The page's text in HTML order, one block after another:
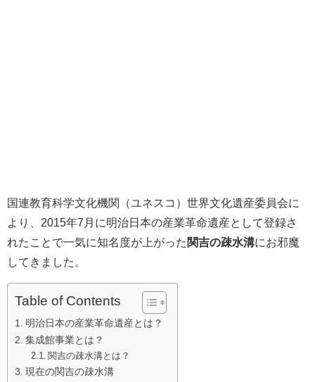
国連教育科学文化機関（ユネスコ）世界文化遺産委員会に
より、2015年7月に明治日本の産業革命遺産として登録さ
れたことで一気に知名度が上がった 関吉の疎水溝にお邪魔
してきました。
Table of Contents
明治日本の産業革命遺産とは？
集成館事業とは？
関吉の疎水溝とは？
現在の関吉の疎水溝